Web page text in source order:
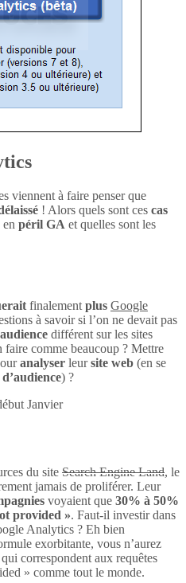
viennent à faire penser que
! Alors quels sont ces cas
péril GA et quelles sont les
finalementplus Google
à savoir si l’on ne devait pas
différent sur les sites
comme beaucoup ? Mettre
analyser leursite web (en se
) ?
Janvier
du site Search Engine Land, le
jamais de proliférer. Leur
voyaient que 30% à 50%
provided ». Faut-il investir dans
Analytics ? Eh bien
exorbitante, vous n’aurez
qui correspondent aux requêtes
» comme tout le monde.